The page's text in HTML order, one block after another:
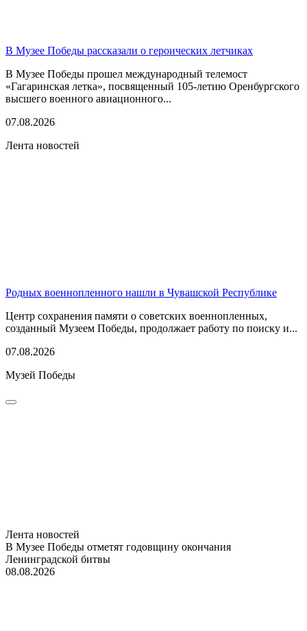
В Музее Победы рассказали о героических летчиках
В Музее Победы прошел международный телемост
«Гагаринская летка», посвященный 105-летию Оренбургского
высшего военного авиационного...
07.08.2026
Лента новостей
Родных военнопленного нашли в Чувашской Республике
Центр сохранения памяти о советских военнопленных,
созданный Музеем Победы, продолжает работу по поиску и...
07.08.2026
Музей Победы
Лента новостей
В Музее Победы отметят годовщину окончания
Ленинградской битвы
08.08.2026